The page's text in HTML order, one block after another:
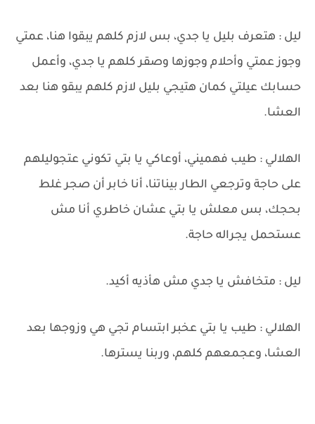
ليل : هتعرف بليل يا جدي، بس لازم كلهم يبقوا هنا، عمتي
وجوز عمتي وأحلام وجوزها وصقر كلهم يا جدي، وأعمل
حسابك عيلتي كمان هتيجي بليل لازم كلهم يبقو هنا بعد
العشا.
الهلالي : طيب فهميني، أوعاكي يا بتي تكوني عتجوليلهم
على حاجة وترجعي الطار بيناتنا، أنا خابر أن صجر غلط
بحجك، بس معلش يا بتي عشان خاطري أنا مش
عستحمل يجراله حاجة.
ليل : متخافش يا جدي مش هأذيه أكيد.
الهلالي : طيب يا بتي عخبر ابتسام تجي هي وزوجها بعد
العشا، وعجمعهم كلهم، وربنا يسترها.